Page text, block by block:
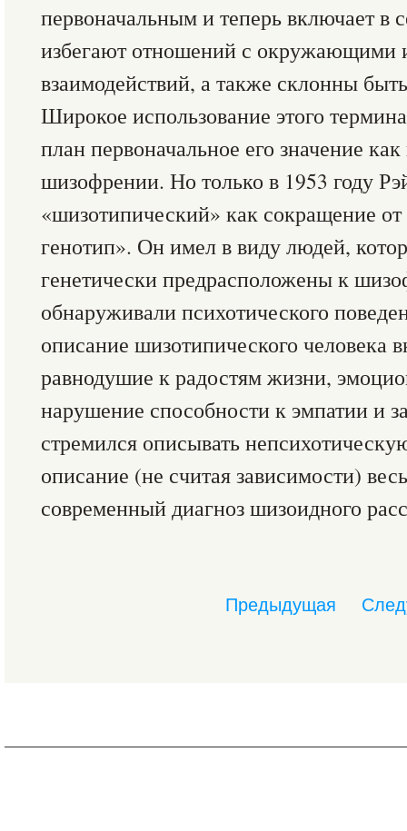
первоначальным и теперь включает в
избегают отношений с окружающими
взаимодействий, а также склонны
Широкое использование этого
план первоначальное его значение
шизофрении. Но только в 1953 году
«шизотипический» как сокращение
генотип». Он имел в виду людей,
генетически предрасположены к
обнаруживали психотического
описание шизотипического человека
равнодушие к радостям жизни,
нарушение способности к эмпатии и
стремился описывать
описание (не считая зависимости)
современный диагноз шизоидного
Предыдущая